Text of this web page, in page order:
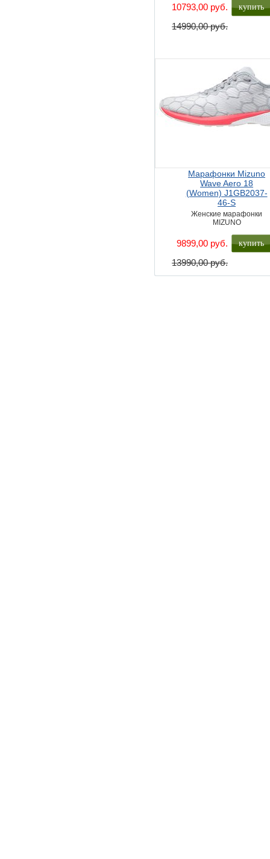
10793,00 руб.
14990,00 руб.
купить
Марафонки Mizuno
Wave Aero 18
(Women) J1GB2037-
46-S
Женские марафонки
MIZUNO
9899,00 руб.
13990,00 руб.
купить